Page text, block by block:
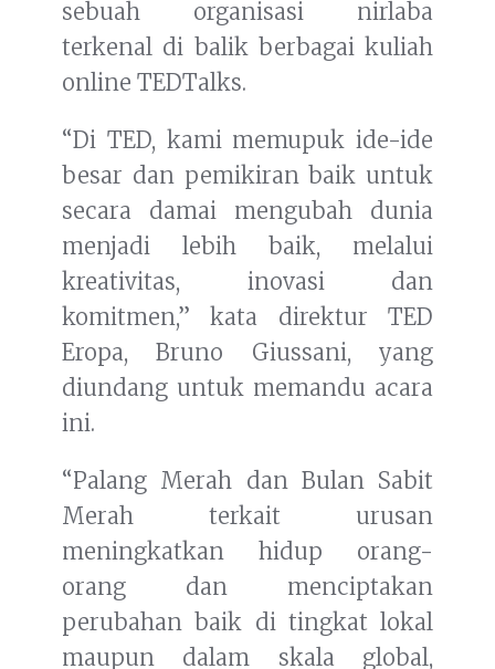
sebuah organisasi nirlaba
terkenal di balik berbagai kuliah
online TEDTalks.
“Di TED, kami memupuk ide-ide
besar dan pemikiran baik untuk
secara damai mengubah dunia
menjadi lebih baik, melalui
kreativitas, inovasi dan
komitmen,” kata direktur TED
Eropa, Bruno Giussani, yang
diundang untuk memandu acara
ini.
“Palang Merah dan Bulan Sabit
Merah terkait urusan
meningkatkan hidup orang-
orang dan menciptakan
perubahan baik di tingkat lokal
maupun dalam skala global,